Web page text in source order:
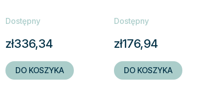
Dostępny
zł336,34
DO KOSZYKA
Dostępny
zł176,94
DO KOSZYKA